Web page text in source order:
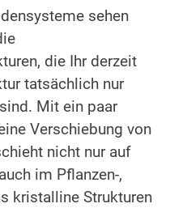
sehen
die Ihr derzeit
tatsächlich nur
Mit ein paar
Verschiebung von
nicht nur auf
im Pflanzen-,
kristalline Strukturen